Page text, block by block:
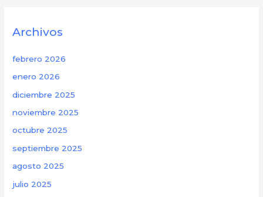
Archivos
febrero 2026
enero 2026
diciembre 2025
noviembre 2025
octubre 2025
septiembre 2025
agosto 2025
julio 2025